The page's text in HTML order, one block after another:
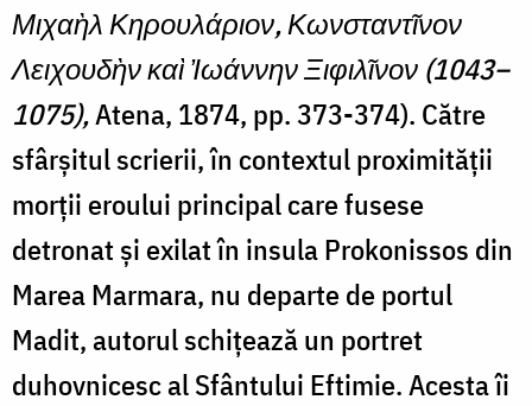
Μιχαὴλ Κηρουλάριον, Κωνσταντῖνον
Λειχουδὴν καὶ Ἰωάννην Ξιφιλῖνον (1043–
1075),Atena, 1874, pp. 373-374). Către
sfârșitul scrierii, în contextul proximității
morții eroului principal care fusese
detronat și exilat în insula Prokonissos din
Marea Marmara, nu departe de portul
Madit, autorul schițează un portret
duhovnicesc al Sfântului Eftimie. Acesta îi